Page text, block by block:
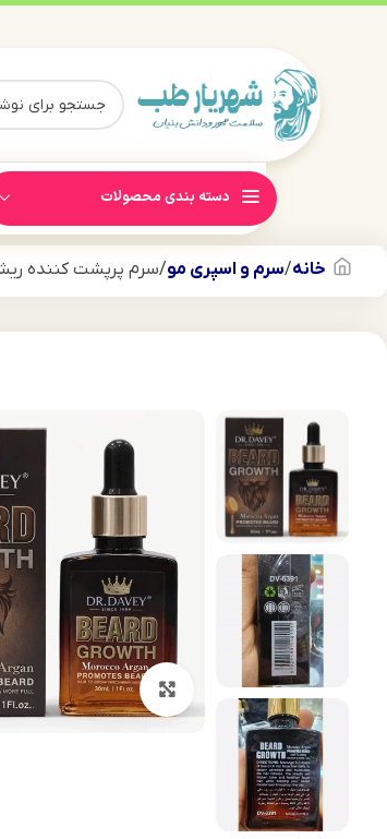
دسته بندی محصولات
خانه سرم و اسپری مو سرم پرپشت کننده ریش و
بزرگنمایی تصویر